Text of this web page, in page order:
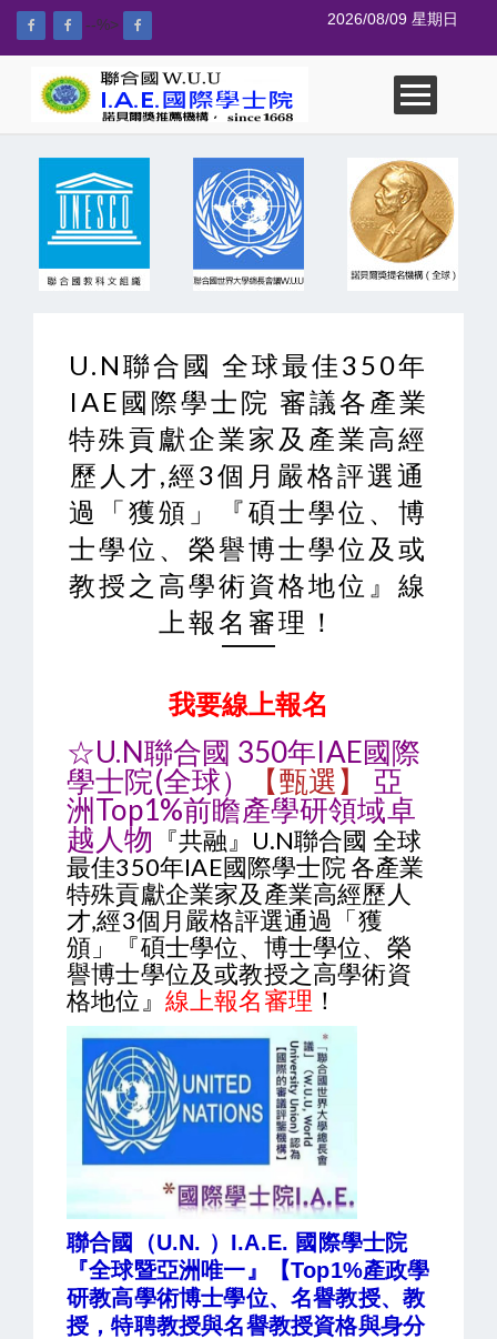
--%> 2026/08/09 星期日
U.N聯合國 全球最佳350年
IAE國際學士院 審議各產業
特殊貢獻企業家及產業高經
歷人才,經3個月嚴格評選通
過「獲頒」『碩士學位、博
士學位、榮譽博士學位及或
教授之高學術資格地位』線
上報名審理！
我要線上報名
☆U.N聯合國 350年IAE國際
學士院(全球）
【甄選】
亞
洲Top1%前瞻產學研領域卓
越人物 『共融』U.N聯合國 全球
最佳350年IAE國際學士院 各產業
特殊貢獻企業家及產業高經歷人
才,經3個月嚴格評選通過「獲
頒」『碩士學位、博士學位、榮
譽博士學位及或教授之高學術資
格地位』 線上報名審理 ！
聯合國（U.N. ）I.A.E. 國際學士院
『全球暨亞洲唯一』【Top1%產政學
研教高學術博士學位、名譽教授、教
授，特聘教授與名譽教授資格與身分